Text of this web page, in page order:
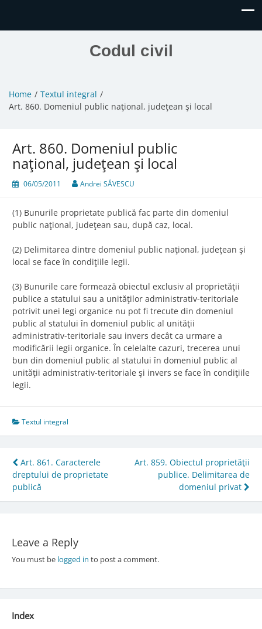
Codul civil
Home
Textul integral
Art. 860. Domeniul public naţional, judeţean şi local
Art. 860. Domeniul public
naţional, judeţean şi local
06/05/2011 Andrei SĂVESCU
(1) Bunurile proprietate publică fac parte din domeniul
public naţional, judeţean sau, după caz, local.
(2) Delimitarea dintre domeniul public naţional, judeţean şi
local se face în condiţiile legii.
(3) Bunurile care formează obiectul exclusiv al proprietăţii
publice a statului sau a unităţilor administrativ-teritoriale
potrivit unei legi organice nu pot fi trecute din domeniul
public al statului în domeniul public al unităţii
administrativ-teritoriale sau invers decât ca urmare a
modificării legii organice. În celelalte cazuri, trecerea unui
bun din domeniul public al statului în domeniul public al
unităţii administrativ-teritoriale şi invers se face în condiţiile
legii.
Textul integral
Post
navigation
Art. 861. Caracterele
dreptului de proprietate
publică
Art. 859. Obiectul proprietăţii
publice. Delimitarea de
domeniul privat
Leave a Reply
You must be logged in to post a comment.
Index